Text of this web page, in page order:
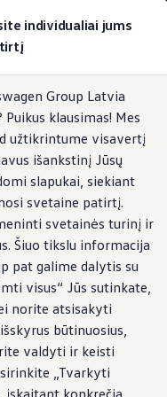
individualiai jums
Group Latvia
klausimas! Mes
užtikrintume visavertį
išankstinį Jūsų
slapukai, siekiant
svetaine patirtį.
svetainės turinį ir
Šiuo tikslu informacija
pat galime dalytis su
visus“ Jūs sutinkate,
norite atsisakyti
būtinuosius,
valdyti ir keisti
„Tvarkyti
įskaitant konkrečią
Pasiruošę bet
parduotuvė
mobilumo
daugiau jokio alyvos
atnaujinimas*
trukmė